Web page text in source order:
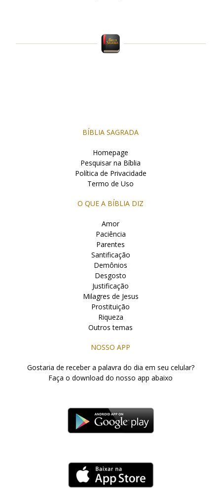
BÍBLIA SAGRADA
Homepage
Pesquisar na Bíblia
Política de Privacidade
Termo de Uso
O QUE A BÍBLIA DIZ
Amor
Paciência
Parentes
Santificação
Demônios
Desgosto
Justificação
Milagres de Jesus
Prostituição
Riqueza
Outros temas
NOSSO APP
Gostaria de receber a palavra do dia em seu celular?
Faça o download do nosso app abaixo